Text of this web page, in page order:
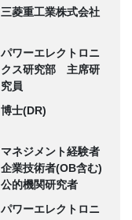
三菱重工業株式会社
パワーエレクトロニ
クス研究部 主席研
究員
博士(DR)
マネジメント経験者
企業技術者(OB含む)
公的機関研究者
パワーエレクトロニ